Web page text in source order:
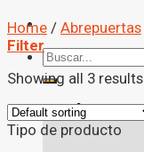
Search
for:
Productos
Home / Abrepuertas
Filter
Showing all 3 results
Tipo de producto